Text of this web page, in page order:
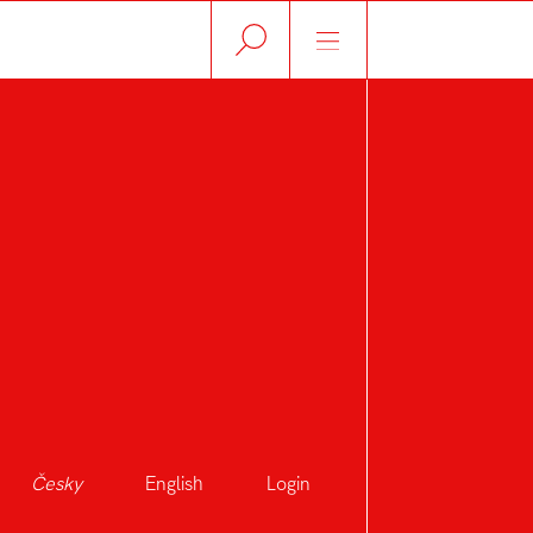
Česky English Login